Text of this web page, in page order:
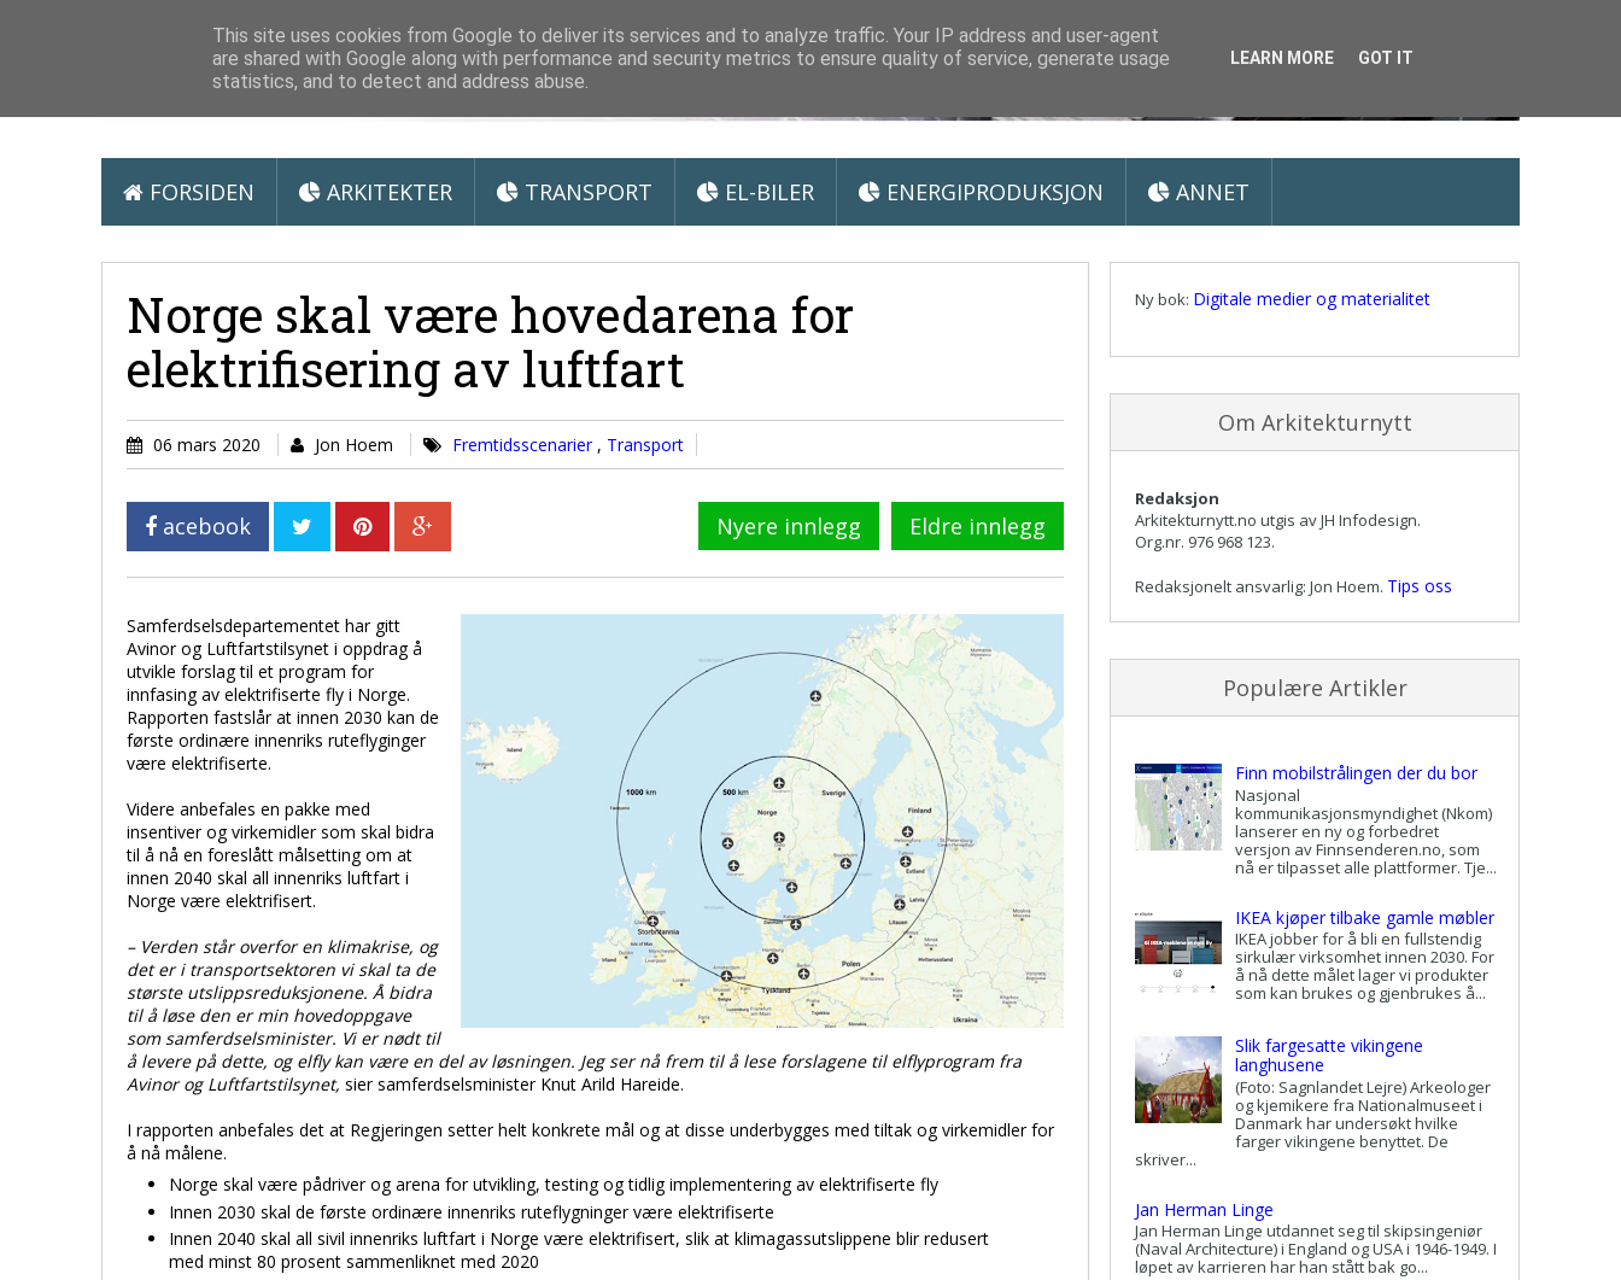
Arkitektur & Miljøteknologi
FORSIDEN ARKITEKTER TRANSPORT EL-BILER ENERGIPRODUKSJON ANNET
Norge skal være hovedarena for
elektrifisering av luftfart
06 mars 2020 Jon Hoem Fremtidsscenarier , Transport
acebook Nyere innlegg Eldre innlegg
Samferdselsdepartementet har gitt
Avinor og Luftfartstilsynet i oppdrag å
utvikle forslag til et program for
innfasing av elektrifiserte fly i Norge.
Rapporten fastslår at innen 2030 kan de
første ordinære innenriks ruteflyginger
være elektrifiserte.
Videre anbefales en pakke med
insentiver og virkemidler som skal bidra
til å nå en foreslått målsetting om at
innen 2040 skal all innenriks luftfart i
Norge være elektrifisert.
– Verden står overfor en klimakrise, og
det er i transportsektoren vi skal ta de
største utslippsreduksjonene. Å bidra
til å løse den er min hovedoppgave
som samferdselsminister. Vi er nødt til
å levere på dette, og elfly kan være en del av løsningen. Jeg ser nå frem til å lese forslagene til elflyprogram fra
Avinor og Luftfartstilsynet, sier samferdselsminister Knut Arild Hareide.
I rapporten anbefales det at Regjeringen setter helt konkrete mål og at disse underbygges med tiltak og virkemidler for
å nå målene.
Norge skal være pådriver og arena for utvikling, testing og tidlig implementering av elektrifiserte fly
Innen 2030 skal de første ordinære innenriks ruteflygninger være elektrifiserte
Innen 2040 skal all sivil innenriks luftfart i Norge være elektrifisert, slik at klimagassutslippene blir redusert
med minst 80 prosent sammenliknet med 2020
Ny bok: Digitale medier og materialitet
Om Arkitekturnytt
Redaksjon
Arkitekturnytt.no utgis av JH Infodesign.
Org.nr. 976 968 123.
Redaksjonelt ansvarlig: Jon Hoem. Tips oss
Populære Artikler
Finn mobilstrålingen der du bor
Nasjonal
kommunikasjonsmyndighet (Nkom)
lanserer en ny og forbedret
versjon av Finnsenderen.no, som
nå er tilpasset alle plattformer. Tje...
IKEA kjøper tilbake gamle møbler
IKEA jobber for å bli en fullstendig
sirkulær virksomhet innen 2030. For
å nå dette målet lager vi produkter
som kan brukes og gjenbrukes å...
Slik fargesatte vikingene
langhusene
(Foto: Sagnlandet Lejre) Arkeologer
og kjemikere fra Nationalmuseet i
Danmark har undersøkt hvilke
farger vikingene benyttet. De
skriver...
Jan Herman Linge
Jan Herman Linge utdannet seg til skipsingeniør
(Naval Architecture) i England og USA i 1946-1949. I
løpet av karrieren har han stått bak go...
This site uses cookies from Google to deliver its services and to analyze traffic. Your IP address and user-agent
are shared with Google along with performance and security metrics to ensure quality of service, generate usage
statistics, and to detect and address abuse.
LEARN MORE GOT IT